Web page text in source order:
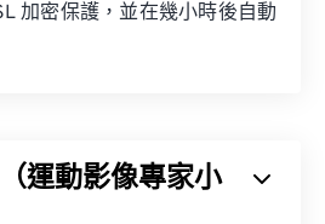
加密保護，並在幾小時後自動
運動影像專家小